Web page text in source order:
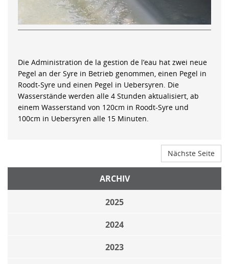
Die Administration de la gestion de l’eau hat zwei neue
Pegel an der Syre in Betrieb genommen, einen Pegel in
Roodt-Syre und einen Pegel in Uebersyren. Die
Wasserstände werden alle 4 Stunden aktualisiert, ab
einem Wasserstand von 120cm in Roodt-Syre und
100cm in Uebersyren alle 15 Minuten.
Nächste Seite
ARCHIV
2025
2024
2023